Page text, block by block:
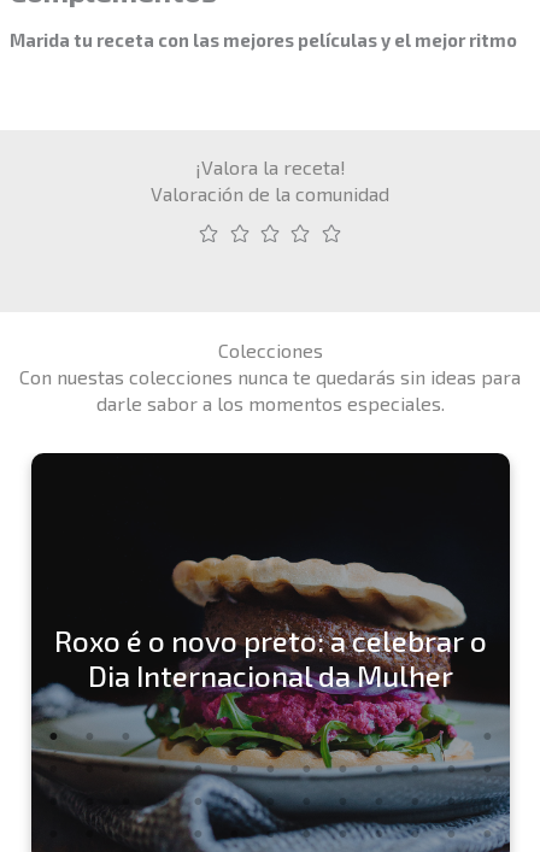
Marida tu receta con las mejores películas y el mejor ritmo
¡Valora la receta!
Valoración de la comunidad
Colecciones
Con nuestas colecciones nunca te quedarás sin ideas para
darle sabor a los momentos especiales.
Roxo é o novo preto: a celebrar o
Dia Internacional da Mulher